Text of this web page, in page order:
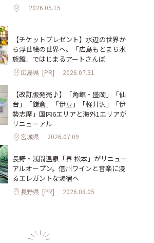
2026.05.15
【チケットプレゼント】水辺の世界か
ら浮世絵の世界へ。「広島もとまち水
族館」ではじまるアートさんぽ
広島県 [PR] 2026.07.31
【改訂版発売♪】「角館・盛岡」「仙
台」「鎌倉」「伊豆」「軽井沢」「伊
勢志摩」国内6エリアと海外1エリアが
リニューアル
宮城県 2026.07.09
長野・浅間温泉「界 松本」がリニュー
アルオープン。信州ワインと音楽に浸
るエレガントな湯宿へ
長野県 [PR] 2026.08.05